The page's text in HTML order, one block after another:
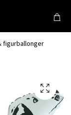
figurballonger